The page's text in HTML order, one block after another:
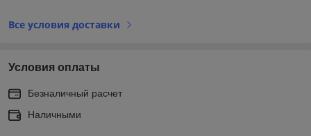
Все условия доставки
Условия оплаты
Безналичный расчет
Наличными